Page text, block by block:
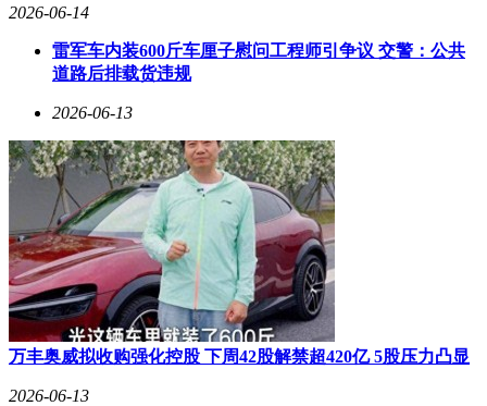
2026-06-14
雷军车内装600斤车厘子慰问工程师引争议 交警：公共
道路后排载货违规
2026-06-13
万丰奥威拟收购强化控股 下周42股解禁超420亿 5股压力凸显
2026-06-13